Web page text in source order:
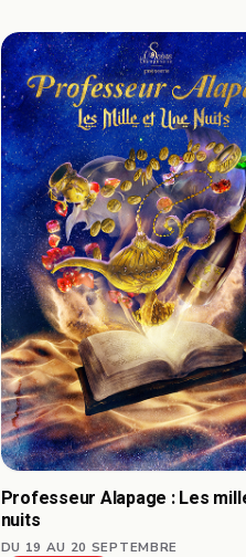
Professeur Alapage : Les
nuits
DU 19 AU 20 SEPTEMBRE